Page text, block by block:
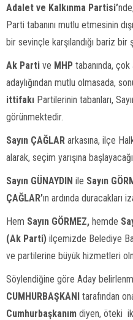
Adalet ve Kalkınma Partisi’
Parti tabanını mutlu etmesinin
bir sevinçle karşılandığı bariz
Ak Parti ve MHP tabanında,
adaylığından mutlu olmasada,
ittifakı Partilerinin tabanları,
görünmektedir.
Sayın ÇAĞLAR arkasına, ilçe
alarak, seçim yarışına
Sayın GÜNAYDIN ile Sayın
ÇAĞLAR’ın ardında duracakları
Hem Sayın GÖRMEZ, hemde
(Ak Parti) ilçemizde Belediye
ve partilerine büyük hizmetleri
Söylendiğine göre Aday
CUMHURBAŞKANI tarafından
Cumhurbaşkanım diyen, öteki